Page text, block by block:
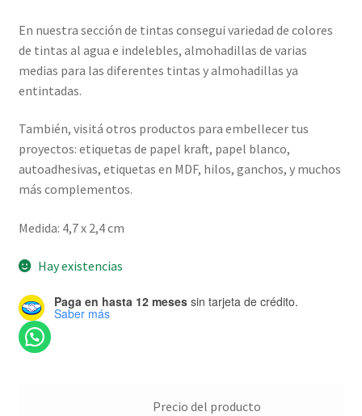
En nuestra sección de tintas consegui variedad de colores
de tintas al agua e indelebles, almohadillas de varias
medias para las diferentes tintas y almohadillas ya
entintadas.
También, visitá otros productos para embellecer tus
proyectos: etiquetas de papel kraft, papel blanco,
autoadhesivas, etiquetas en MDF, hilos, ganchos, y muchos
más complementos.
Medida: 4,7 x 2,4 cm
Hay existencias
Paga en hasta 12 mesessin tarjeta de crédito.
Saber más
Precio del producto